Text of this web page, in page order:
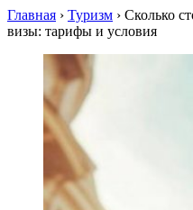
Главная › Туризм › Сколько
визы: тарифы и условия